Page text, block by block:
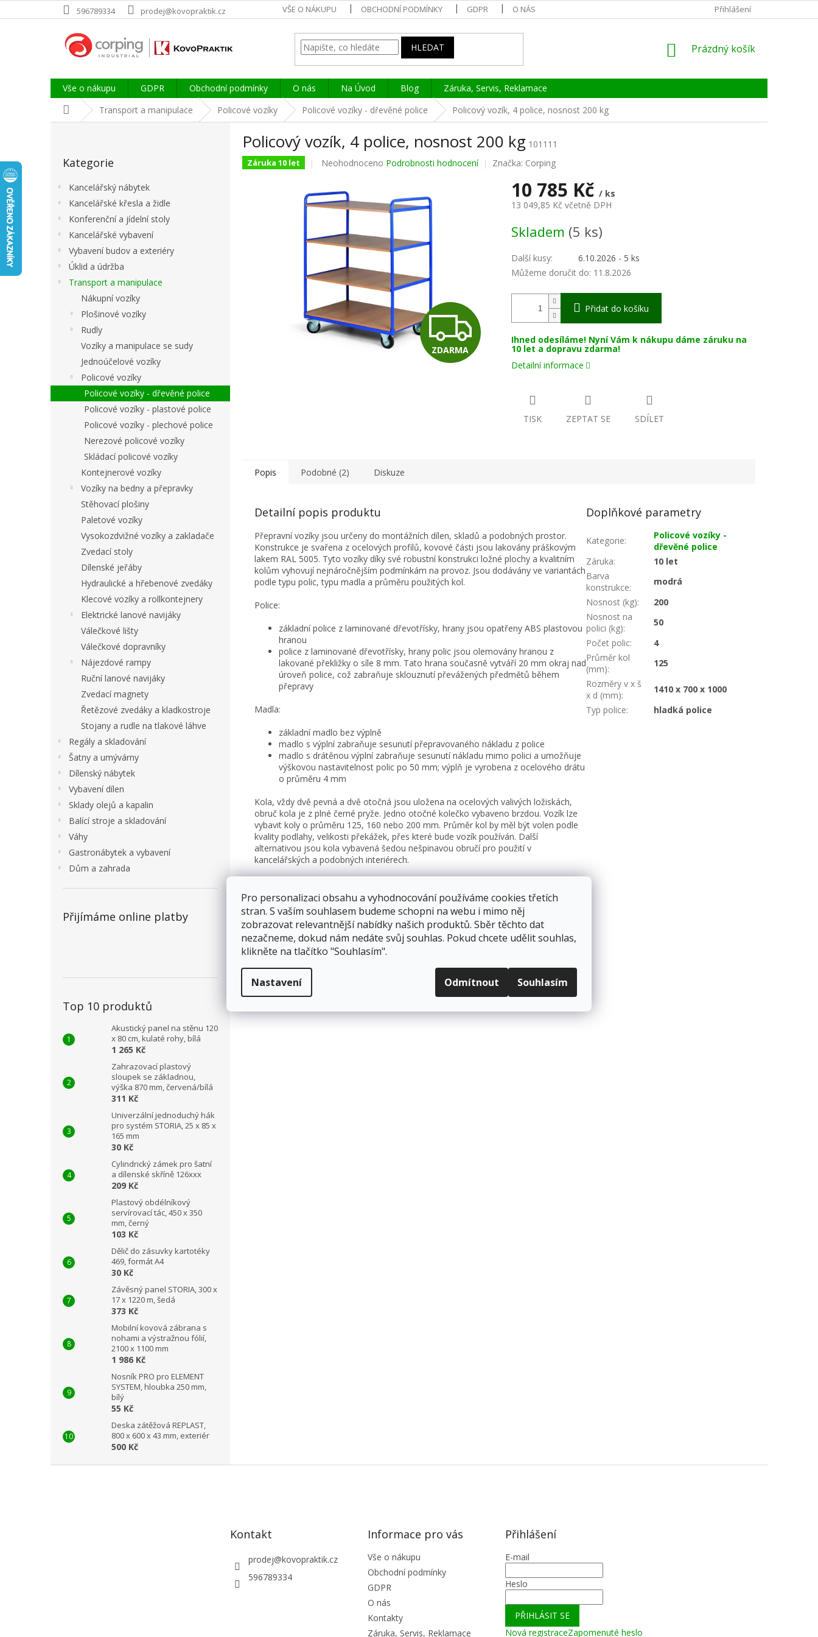
Pro personalizaci obsahu a vyhodnocování používáme cookies třetích
stran. S vaším souhlasem budeme schopni na webu i mimo něj
zobrazovat relevantnější nabídky našich produktů. Sběr těchto dat
nezačneme, dokud nám nedáte svůj souhlas. Pokud chcete udělit souhlas,
klikněte na tlačítko "Souhlasím".
Nastavení Odmítnout Souhlasím
na
596789334 prodej@kovopraktik.cz VŠE O NÁKUPU OBCHODNÍ PODMÍNKY GDPR O NÁS ZÁRUKA, SERVIS, REKLAMACEPřihlášení
HLEDAT
NÁKUPNÍ
Prázdný košík
Vše o nákupu GDPR Obchodní podmínky O nás Na Úvod Blog
Záruka, Servis, Reklamace
Domů Transport a manipulace Policové vozíky Policové vozíky - dřevěné police Policový vozík, 4 police, nosnost 200 kg
kategorie
Kategorie
Kancelářský nábytek
Kancelářské křesla a židle
Konferenční a jídelní stoly
Kancelářské vybavení
Vybavení budov a exteriéry
Úklid a údržba
Transport a manipulace
Nákupní vozíky
Plošinové vozíky
Rudly
Vozíky a manipulace se sudy
Jednoúčelové vozíky
Policové vozíky
Policové vozíky - dřevěné police
Policové vozíky - plastové police
Policové vozíky - plechové police
Nerezové policové vozíky
Skládací policové vozíky
Kontejnerové vozíky
Vozíky na bedny a přepravky
Stěhovací plošiny
Paletové vozíky
Vysokozdvižné vozíky a zakladače
Zvedací stoly
Dílenské jeřáby
Hydraulické a hřebenové zvedáky
Klecové vozíky a rollkontejnery
Elektrické lanové navijáky
Válečkové lišty
Válečkové dopravníky
Nájezdové rampy
Ruční lanové navijáky
Zvedací magnety
Řetězové zvedáky a kladkostroje
Stojany a rudle na tlakové láhve
Regály a skladování
Šatny a umývárny
Dílenský nábytek
Vybavení dílen
Sklady olejů a kapalin
Balící stroje a skladování
Váhy
Gastronábytek a vybavení
Dům a zahrada
Přijímáme online platby
Top 10 produktů
Akustický panel na stěnu 120
x 80 cm, kulaté rohy, bílá
1 265 Kč
Zahrazovací plastový
sloupek se základnou,
výška 870 mm, červená/bílá
311 Kč
Univerzální jednoduchý hák
pro systém STORIA, 25 x 85 x
165 mm
30 Kč
Cylindrický zámek pro šatní
a dílenské skříně 126xxx
209 Kč
Plastový obdélníkový
servírovací tác, 450 x 350
mm, černý
103 Kč
Dělič do zásuvky kartotéky
469, formát A4
30 Kč
Závěsný panel STORIA, 300 x
17 x 1220 m, šedá
373 Kč
Mobilní kovová zábrana s
nohami a výstražnou fólií,
2100 x 1100 mm
1 986 Kč
Nosník PRO pro ELEMENT
SYSTEM, hloubka 250 mm,
bílý
55 Kč
Deska zátěžová REPLAST,
800 x 600 x 43 mm, exteriér
500 Kč
Policový vozík, 4 police, nosnost 200 kg 101111
Záruka 10 let
Průměrné
je
0,0
hvězdiček.
Neohodnoceno Podrobnosti hodnocení Značka: Corping
Z
D
A
ZDARMA
10 785 Kč / ks
13 049,85 Kč včetně DPH
cena:
Skladem (5 ks)
Další kusy:
6.10.2026 - 5 ks
Můžeme doručit do: 11.8.2026
Přidat do košíku
Ihned odesíláme! Nyní Vám k nákupu dáme záruku na
10 let a dopravu zdarma!
Detailní informace
TISK ZEPTAT SE SDÍLET
Popis Podobné (2) Diskuze
Detailní popis produktu
Přepravní vozíky jsou určeny do montážních dílen, skladů a podobných prostor.
Konstrukce je svařena z ocelových profilů, kovové části jsou lakovány práškovým
lakem RAL 5005. Tyto vozíky díky své robustní konstrukci ložné plochy a kvalitním
kolům vyhovují nejnáročnějším podmínkám na provoz. Jsou dodávány ve variantách
podle typu polic, typu madla a průměru použitých kol.
Police:
základní police z laminované dřevotřísky, hrany jsou opatřeny ABS plastovou
hranou
police z laminované dřevotřísky, hrany polic jsou olemovány hranou z
lakované překližky o síle 8 mm. Tato hrana současně vytváří 20 mm okraj nad
úroveň police, což zabraňuje sklouznutí převážených předmětů během
přepravy
Madla:
základní madlo bez výplně
madlo s výplní zabraňuje sesunutí přepravovaného nákladu z police
madlo s drátěnou výplní zabraňuje sesunutí nákladu mimo polici a umožňuje
výškovou nastavitelnost polic po 50 mm; výplň je vyrobena z ocelového drátu
o průměru 4 mm
Kola, vždy dvě pevná a dvě otočná jsou uložena na ocelových valivých ložiskách,
obruč kola je z plné černé pryže. Jedno otočné kolečko vybaveno brzdou. Vozík lze
vybavit koly o průměru 125, 160 nebo 200 mm. Průměr kol by měl být volen podle
kvality podlahy, velikosti překážek, přes které bude vozík používán. Další
alternativou jsou kola vybavená šedou nešpinavou obručí pro použití v
kancelářských a podobných interiérech.
stupnice RAL
Doplňkové parametry
Kategorie:
Policové vozíky -
dřevěné police
Záruka:
10 let
Barva
konstrukce:
modrá
Nosnost (kg):
200
Nosnost na
polici (kg):
50
Počet polic:
4
Průměr kol
(mm):
125
Rozměry v x š
x d (mm):
1410 x 700 x 1000
Typ police: hladká police
Kontakt
prodej@kovopraktik.cz
596789334
Informace pro vás
Vše o nákupu
Obchodní podmínky
GDPR
O nás
Kontakty
Záruka, Servis, Reklamace
Přihlášení
E-mail
Heslo
PŘIHLÁSIT SE
Nová registraceZapomenuté heslo